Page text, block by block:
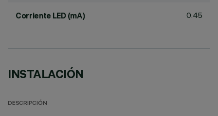
Corriente LED (mA) 0.45
INSTALACIÓN
DESCRIPCIÓN